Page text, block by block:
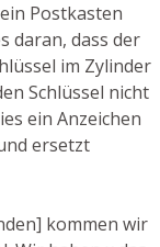
Postkasten
daran, dass der
im Zylinder
Schlüssel nicht
ein Anzeichen
ersetzt
kommen wir